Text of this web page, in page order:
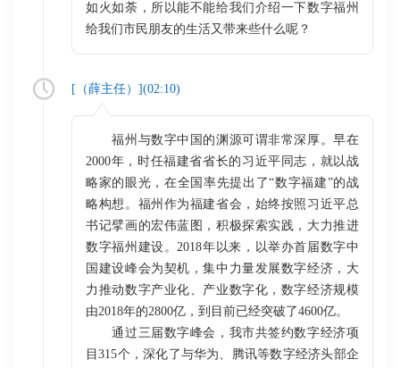
如火如荼，所以能不能给我们介绍一下数字福州
给我们市民朋友的生活又带来些什么呢？
[（薛主任）](02:10)
福州与数字中国的渊源可谓非常深厚。早在
2000年，时任福建省省长的习近平同志，就以战
略家的眼光，在全国率先提出了“数字福建”的战
略构想。福州作为福建省会，始终按照习近平总
书记擘画的宏伟蓝图，积极探索实践，大力推进
数字福州建设。2018年以来，以举办首届数字中
国建设峰会为契机，集中力量发展数字经济，大
力推动数字产业化、产业数字化，数字经济规模
由2018年的2800亿，到目前已经突破了4600亿。
通过三届数字峰会，我市共签约数字经济项
目315个，深化了与华为、腾讯等数字经济头部企